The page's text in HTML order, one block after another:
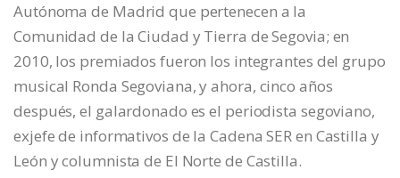
Autónoma de Madrid que pertenecen a la
Comunidad de la Ciudad y Tierra de Segovia; en
2010, los premiados fueron los integrantes del grupo
musical Ronda Segoviana, y ahora, cinco años
después, el galardonado es el periodista segoviano,
exjefe de informativos de la Cadena SER en Castilla y
León y columnista de El Norte de Castilla.